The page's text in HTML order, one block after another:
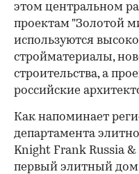
этом центральном
проектам "Золотой
используются
стройматериалы,
строительства, а
российские
Как напоминает
департамента
Knight Frank Russia
первый элитный дом